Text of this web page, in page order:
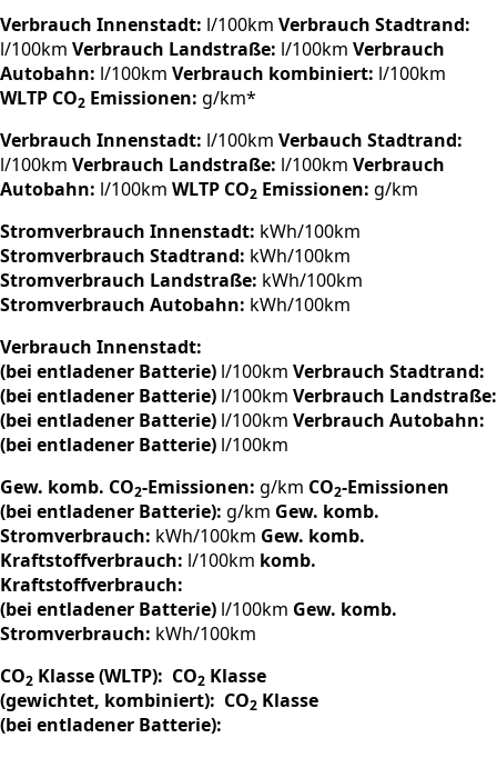
Verbrauch Innenstadt: l/100km Verbrauch Stadtrand:
l/100km Verbrauch Landstraße: l/100km Verbrauch
Autobahn: l/100km Verbrauch kombiniert: l/100km
WLTP CO2 Emissionen: g/km*
Verbrauch Innenstadt: l/100km Verbauch Stadtrand:
l/100km Verbrauch Landstraße: l/100km Verbrauch
Autobahn: l/100km WLTP CO2 Emissionen: g/km
Stromverbrauch Innenstadt: kWh/100km
Stromverbrauch Stadtrand: kWh/100km
Stromverbrauch Landstraße: kWh/100km
Stromverbrauch Autobahn: kWh/100km
Verbrauch Innenstadt:
(bei entladener Batterie) l/100km Verbrauch Stadtrand:
(bei entladener Batterie) l/100km Verbrauch Landstraße:
(bei entladener Batterie) l/100km Verbrauch Autobahn:
(bei entladener Batterie) l/100km
Gew. komb. CO2-Emissionen: g/km CO2-Emissionen
(bei entladener Batterie): g/km Gew. komb.
Stromverbrauch: kWh/100km Gew. komb.
Kraftstoffverbrauch: l/100km komb.
Kraftstoffverbrauch:
(bei entladener Batterie) l/100km Gew. komb.
Stromverbrauch: kWh/100km
CO2 Klasse (WLTP): CO2 Klasse
(gewichtet, kombiniert): CO2 Klasse
(bei entladener Batterie):